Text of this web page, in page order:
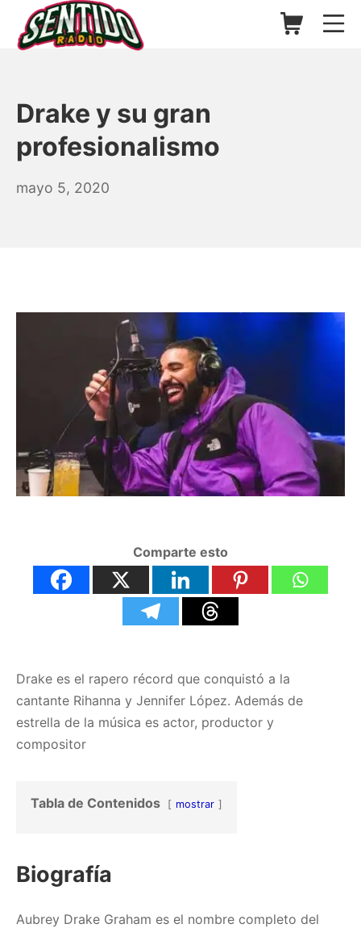
Saltar
contenido
Carrito de
Drake y su gran
profesionalismo
mayo 5, 2020
Comparte esto
Drake es el rapero récord que conquistó a la
cantante Rihanna y Jennifer López. Además de
estrella de la música es actor, productor y
compositor
Tabla de Contenidos mostrar
Biografía
Aubrey Drake Graham es el nombre completo del